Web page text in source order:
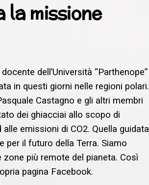
missione
dell’Università “Parthenope”
in questi giorni nelle regioni polari.
Castagno e gli altri membri
dei ghiacciai allo scopo di
emissioni di CO2. Quella guidata
per il futuro della Terra. Siamo
più remote del pianeta. Così
pagina Facebook.